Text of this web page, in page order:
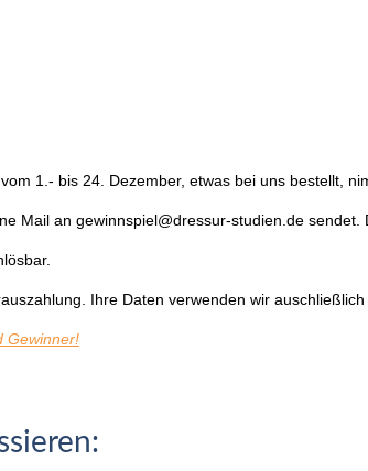
1.- bis 24. Dezember, etwas bei uns bestellt,
Mail an gewinnspiel@dressur-studien.de
Ihre Daten verwenden wir
Gewinner!